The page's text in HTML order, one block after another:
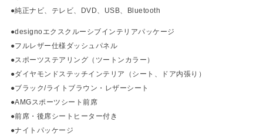
●純正ナビ、テレビ、DVD、USB、Bluetooth
●designoエクスクルーシブインテリアパッケージ
●フルレザー仕様ダッシュパネル
●スポーツステアリング（ツートンカラー）
●ダイヤモンドステッチインテリア（シート、ドア内張り）
●ブラック/ライトブラウン・レザーシート
●AMGスポーツシート前席
●前席・後席シートヒーター付き
●ナイトパッケージ